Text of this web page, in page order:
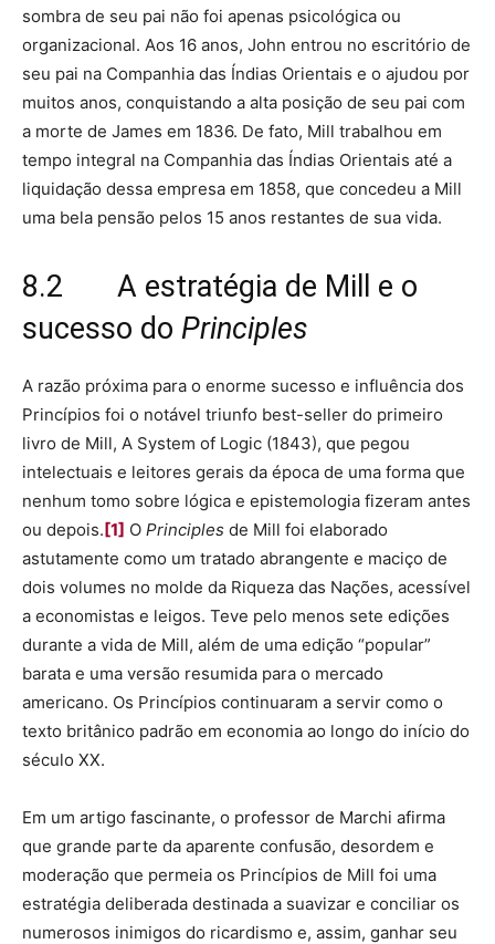
sombra de seu pai não foi apenas psicológica ou
organizacional. Aos 16 anos, John entrou no escritório de
seu pai na Companhia das Índias Orientais e o ajudou por
muitos anos, conquistando a alta posição de seu pai com
a morte de James em 1836. De fato, Mill trabalhou em
tempo integral na Companhia das Índias Orientais até a
liquidação dessa empresa em 1858, que concedeu a Mill
uma bela pensão pelos 15 anos restantes de sua vida.
8.2 A estratégia de Mill e o
sucesso do Principles
A razão próxima para o enorme sucesso e influência dos
Princípios foi o notável triunfo best-seller do primeiro
livro de Mill, A System of Logic (1843), que pegou
intelectuais e leitores gerais da época de uma forma que
nenhum tomo sobre lógica e epistemologia fizeram antes
ou depois.[1] O Principles de Mill foi elaborado
astutamente como um tratado abrangente e maciço de
dois volumes no molde da Riqueza das Nações, acessível
a economistas e leigos. Teve pelo menos sete edições
durante a vida de Mill, além de uma edição “popular”
barata e uma versão resumida para o mercado
americano. Os Princípios continuaram a servir como o
texto britânico padrão em economia ao longo do início do
século XX.
Em um artigo fascinante, o professor de Marchi afirma
que grande parte da aparente confusão, desordem e
moderação que permeia os Princípios de Mill foi uma
estratégia deliberada destinada a suavizar e conciliar os
numerosos inimigos do ricardismo e, assim, ganhar seu